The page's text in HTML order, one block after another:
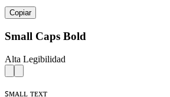
Copiar
Small Caps Bold
Alta Legibilidad
ꜱᴍᴀʟʟ ᴛᴇxᴛ